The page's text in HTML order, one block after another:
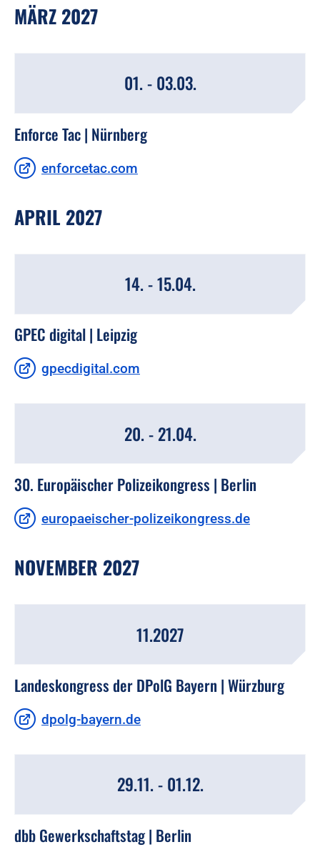
MÄRZ 2027
01. - 03.03.
Enforce Tac | Nürnberg
enforcetac.com
APRIL 2027
14. - 15.04.
GPEC digital | Leipzig
gpecdigital.com
20. - 21.04.
30. Europäischer Polizeikongress | Berlin
europaeischer-polizeikongress.de
NOVEMBER 2027
11.2027
Landeskongress der DPolG Bayern | Würzburg
dpolg-bayern.de
29.11. - 01.12.
dbb Gewerkschaftstag | Berlin